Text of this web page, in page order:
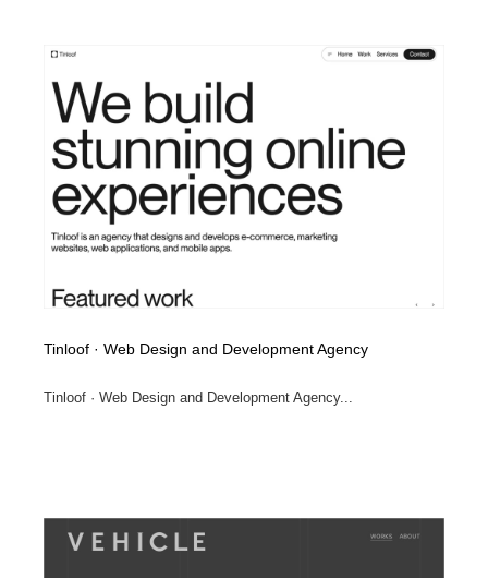
Tinloof · Web Design and Development Agency
Tinloof · Web Design and Development Agency...